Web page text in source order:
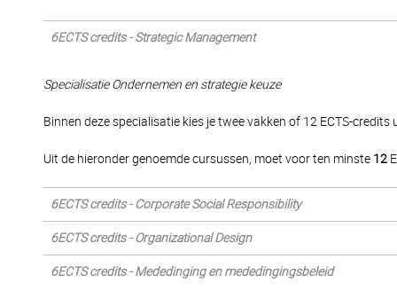
6ECTS credits - Strategic Management
Specialisatie Ondernemen en strategie keuze
Binnen deze specialisatie kies je twee vakken of 12 ECTS-
Uit de hieronder genoemde cursussen, moet voor ten minste 12
6ECTS credits - Corporate Social Responsibility
6ECTS credits - Organizational Design
6ECTS credits - Mededinging en mededingingsbeleid